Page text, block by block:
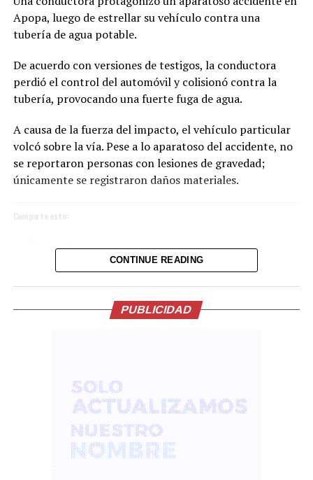
La ceremonia, incluyó una oración y reflexión que
acompañaron el inicio de esta nueva etapa de gobierno.
En su intervención, el Presidente de la Espriella, hizo
importantes anuncios en materia económica, salud,
lucha contra la corrupción, el servicio público y la
seguridad.
La participación del Vicepresidente Ulloa en este
histórico acto reafirma los lazos de amistad y
cooperación entre El Salvador y Colombia, así como la
voluntad de continuar fortaleciendo una agenda
bilateral orientada al desarrollo y bienestar de ambos
pueblos.
Apopa, luego de estrellar su vehículo contra una
tubería de agua potable.
De acuerdo con versiones de testigos, la conductora
perdió el control del automóvil y colisionó contra la
tubería, provocando una fuerte fuga de agua.
A causa de la fuerza del impacto, el vehículo particular
volcó sobre la vía. Pese a lo aparatoso del accidente, no
se reportaron personas con lesiones de gravedad;
únicamente se registraron daños materiales.
Comparte esto:
Me gusta esto:
CONTINUE READING
PUBLICIDAD